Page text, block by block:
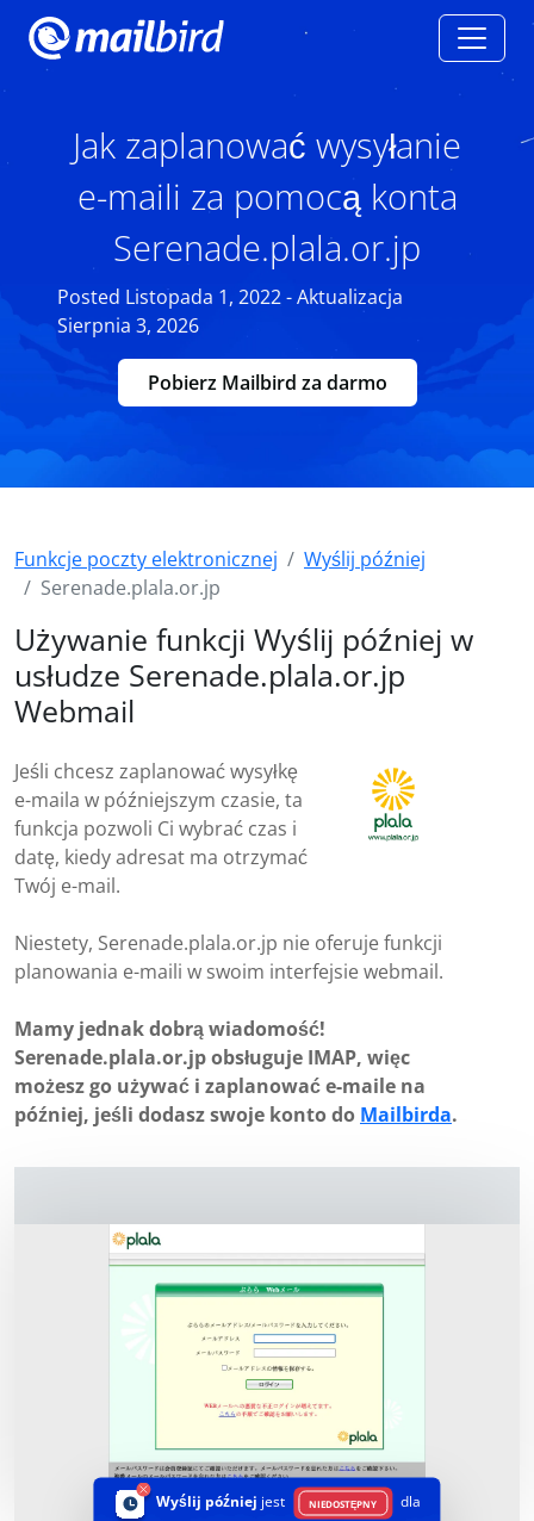
Jak zaplanować wysyłanie
e-maili za pomocą konta
Serenade.plala.or.jp
Posted Listopada 1, 2022 - Aktualizacja
Sierpnia 3, 2026
Pobierz Mailbird za darmo
Funkcje poczty elektronicznej
Wyślij później
Serenade.plala.or.jp
Używanie funkcji Wyślij później w
usłudze Serenade.plala.or.jp
Webmail
Jeśli chcesz zaplanować wysyłkę
e-maila w późniejszym czasie, ta
funkcja pozwoli Ci wybrać czas i
datę, kiedy adresat ma otrzymać
Twój e-mail.
Niestety, Serenade.plala.or.jp nie oferuje funkcji
planowania e-maili w swoim interfejsie webmail.
Mamy jednak dobrą wiadomość!
Serenade.plala.or.jp obsługuje IMAP, więc
możesz go używać i zaplanować e-maile na
później, jeśli dodasz swoje konto do Mailbirda.
Wyślij później jest NIEDOSTĘPNY
dla